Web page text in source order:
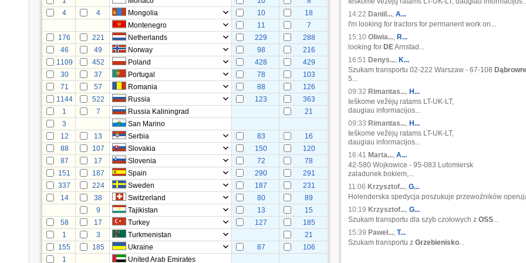
4
4 Mongolia 10
18
Montenegro
11
7
176
221 Netherlands 229
288
46
49 Norway 98
216
1109
452 Poland 428
429
30
37 Portugal 78
103
71
57 Romania 88
126
1144
522 Russia 123
363
1
7 Russia Kaliningrad
21
3
San Marino
12
13 Serbia 83
16
88
107 Slovakia 150
120
87
17 Slovenia 72
78
151
187 Spain 290
291
337
224 Sweden 187
231
14
38 Switzerland 80
89
9
Tajikistan 13
15
58
17 Turkey 127
185
1
3 Turkmenistan
21
155
185 Ukraine 87
106
1
United Arab Emirates
14:22 Daniil..., A...
I'm looking for tractors for permanent work on...
15:10 Oliwia..., R...
looking for DEArnstad...
16:51 Denys..., K...
Szukam transportu 02-222 Warszaw - 67-108
5...
09:32 Rimantas..., H...
Ieškome vežėjų ratams LT-UK-LT,
daugiau informacijos...
09:33 Rimantas..., H...
Ieškome vežėjų ratams LT-UK-LT,
daugiau informacijos...
16:41 Marta..., A...
42-580 Wojkowice - 95-083 Lutomiersk
zaladunek bokiem,...
11:06 Krzysztof..., G...
Holenderska spedycja poszukuje przewoźników
10:19 Krzysztof..., G...
Szukam transportu dla szyb czołowych z OSS...
15:39 Paweł..., T...
Szukam transportu z Grzebienisko...